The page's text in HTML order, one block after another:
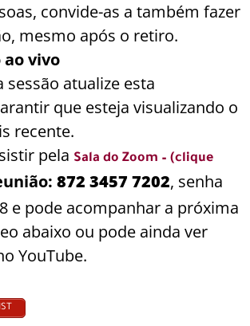
convide-as a também fazer
mesmo após o retiro.
vivo
sessão atualize esta
que esteja visualizando o
recente.
pela Sala do Zoom – (clique
872 3457 7202, senha
e pode acompanhar a próxima
abaixo ou pode ainda ver
YouTube.